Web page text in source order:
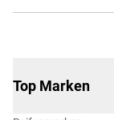
Top Marken